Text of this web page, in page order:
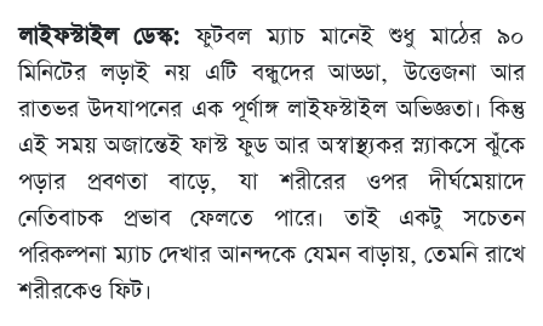
লাইফস্টাইল ডেস্ক:ফুটবল ম্যাচ মানেই শুধু মাঠের ৯০
মিনিটের লড়াই নয় এটি বন্ধুদের আড্ডা, উত্তেজনা আর
রাতভর উদযাপনের এক পূর্ণাঙ্গ লাইফস্টাইল অভিজ্ঞতা। কিন্তু
এই সময় অজান্তেই ফাস্ট ফুড আর অস্বাস্থ্যকর স্ন্যাকসে ঝুঁকে
পড়ার প্রবণতা বাড়ে, যা শরীরের ওপর দীর্ঘমেয়াদে
নেতিবাচক প্রভাব ফেলতে পারে। তাই একটু সচেতন
পরিকল্পনা ম্যাচ দেখার আনন্দকে যেমন বাড়ায়, তেমনি রাখে
শরীরকেও ফিট।